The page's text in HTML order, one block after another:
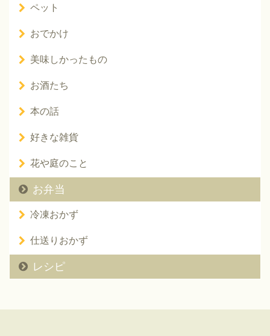
ペット
おでかけ
美味しかったもの
お酒たち
本の話
好きな雑貨
花や庭のこと
お弁当
冷凍おかず
仕送りおかず
レシピ